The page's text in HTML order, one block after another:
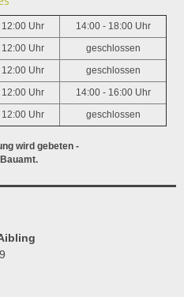
12:00 Uhr 14:00 - 18:00 Uhr
12:00 Uhr geschlossen
12:00 Uhr geschlossen
12:00 Uhr 14:00 - 16:00 Uhr
12:00 Uhr geschlossen
wird gebeten -